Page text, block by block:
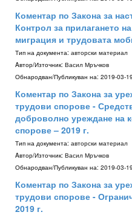
Коментар по Закона за
Контрол за прилагането
миграция и трудовата
Тип на документа: авторски материал
Aвтор/Източник: Васил Мръчков
Обнародван/Публикуван на: 2019-03-
Коментар по Закона за
трудови спорове -
доброволно уреждане на
спорове – 2019 г.
Тип на документа: авторски материал
Aвтор/Източник: Васил Мръчков
Обнародван/Публикуван на: 2019-03-
Коментар по Закона за
трудови спорове -
2019 г.